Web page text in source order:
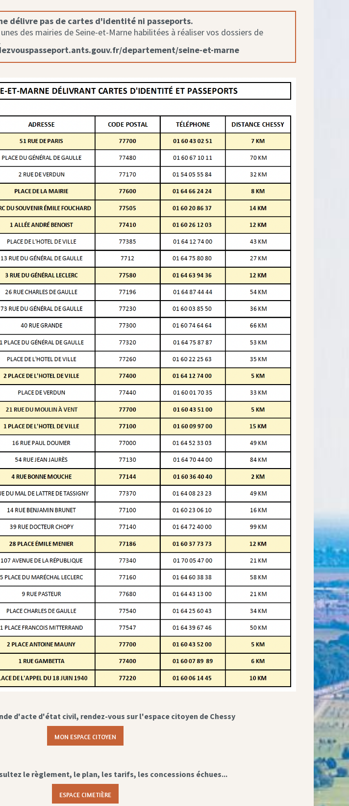
délivre pas de cartes d'identité ni passeports.
des mairies de Seine-et-Marne habilitées à réaliser vos dossiers de
departement/seine-et-marne
d'acte d'état civil, rendez-vous sur l'espace citoyen de Chessy
MON ESPACE CITOYEN
le règlement, le plan, les tarifs, les concessions échues...
ESPACE CIMETIÈRE